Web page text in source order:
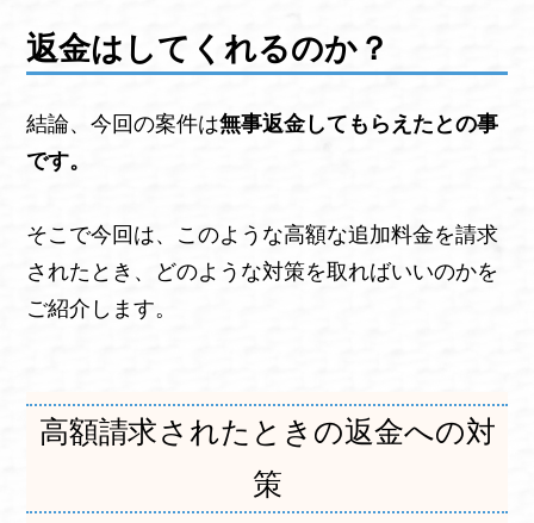
返金はしてくれるのか？
結論、今回の案件は無事返金してもらえたとの事
です。
そこで今回は、このような高額な追加料金を請求
されたとき、どのような対策を取ればいいのかを
ご紹介します。
高額請求されたときの返金への対
策